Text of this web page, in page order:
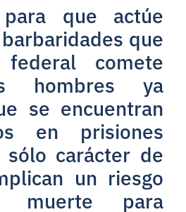
que actúe
que
comete
hombres ya
se encuentran
en prisiones
carácter de
un riesgo
muerte para